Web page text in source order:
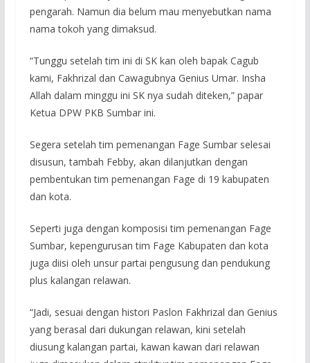
pengarah. Namun dia belum mau menyebutkan nama
nama tokoh yang dimaksud.
“Tunggu setelah tim ini di SK kan oleh bapak Cagub
kami, Fakhrizal dan Cawagubnya Genius Umar. Insha
Allah dalam minggu ini SK nya sudah diteken,” papar
Ketua DPW PKB Sumbar ini.
Segera setelah tim pemenangan Fage Sumbar selesai
disusun, tambah Febby, akan dilanjutkan dengan
pembentukan tim pemenangan Fage di 19 kabupaten
dan kota.
Seperti juga dengan komposisi tim pemenangan Fage
Sumbar, kepengurusan tim Fage Kabupaten dan kota
juga diisi oleh unsur partai pengusung dan pendukung
plus kalangan relawan.
“Jadi, sesuai dengan histori Paslon Fakhrizal dan Genius
yang berasal dari dukungan relawan, kini setelah
diusung kalangan partai, kawan kawan dari relawan